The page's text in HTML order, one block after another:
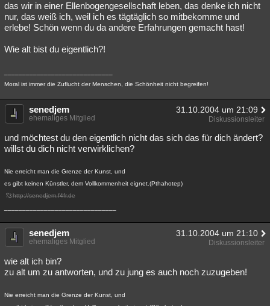
das wir in einer Ellenbogengesellschaft leben, das denke ich nicht
nur, das weiß ich, weil ich es tägtäglich so mitbekomme und
erlebe! Schön wenn du da andere Erfahrungen gemacht hast!
Wie alt bist du eigentlich?!
Moral ist immer die Zuflucht der Menschen, die Schönheit nicht begreifen!
senedjem 31.10.2004 um 21:09
ehemaliges Mitglied Diskussionsleiter
und möchtest du den eigentlich nicht das sich das für dich ändert?
willst du dich nicht verwirklichen?
Nie erreicht man die Grenze der Kunst, und
es gibt keinen Künstler, dem Vollkommenheit eignet.(Pthahotep)
http://senedjem.f4fr.de
senedjem 31.10.2004 um 21:10
ehemaliges Mitglied Diskussionsleiter
wie alt ich bin?
zu alt um zu antworten, und zu jung es auch noch zuzugeben!
Nie erreicht man die Grenze der Kunst, und